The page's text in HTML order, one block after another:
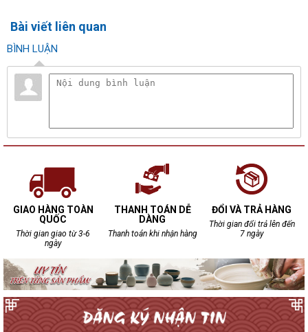
Bài viết liên quan
BÌNH LUẬN
GIAO HÀNG TOÀN
QUỐC
Thời gian giao từ 3-6
ngày
THANH TOÁN DỄ
DÀNG
Thanh toán khi nhận hàng
ĐỔI VÀ TRẢ HÀNG
Thời gian đổi trả lên đến
7 ngày